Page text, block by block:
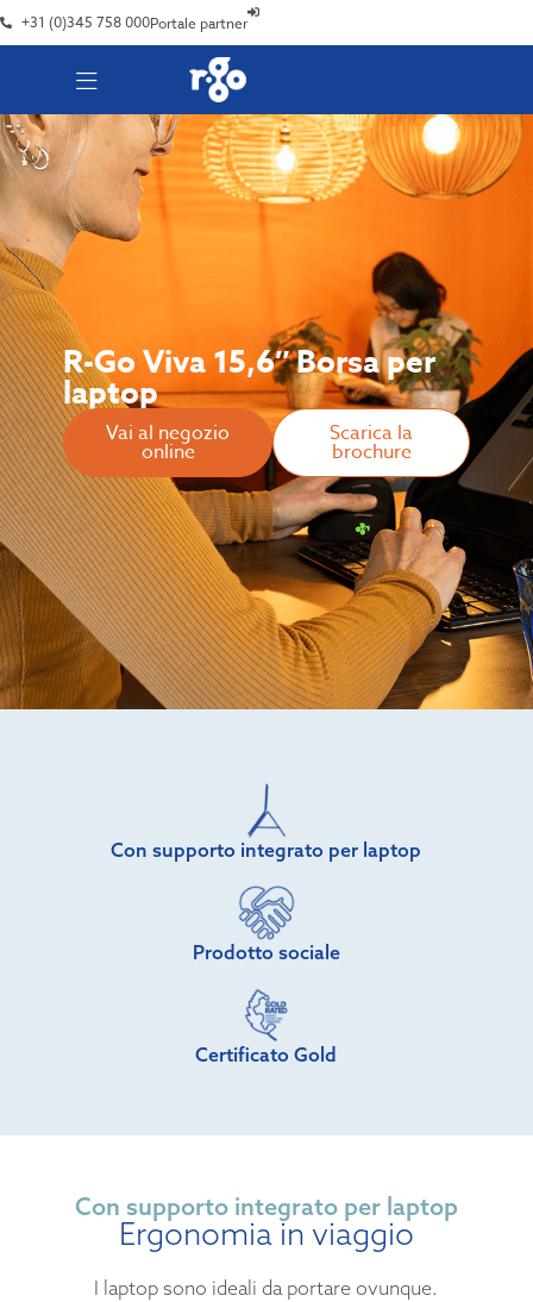
+31 (0)345 758 000Portale partner
R-Go Viva 15,6″ Borsa per
laptop
Vai al negozio
online
Scarica la
brochure
Con supporto integrato per laptop
Prodotto sociale
Certificato Gold
Con supporto integrato per laptop
Ergonomia in viaggio
I laptop sono ideali da portare ovunque.